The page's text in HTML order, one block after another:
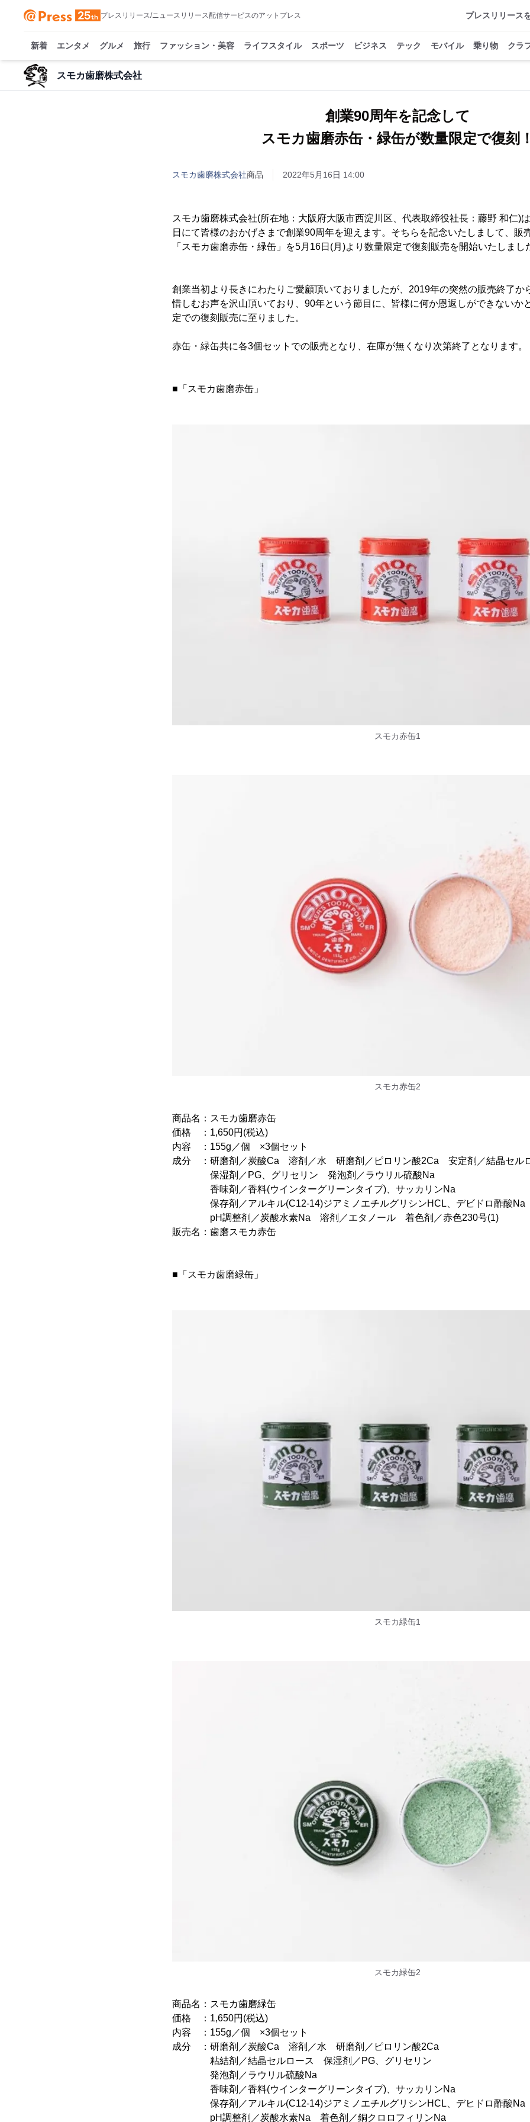
プレスリリース/ニュースリリース配信サービスのアットプレス プレスリリース
新着 エンタメ グルメ 旅行 ファッション・美容 ライフスタイル スポーツ ビジネス テック モバイル 乗り物 クラ
スモカ歯磨株式会社
創業90周年を記念して
スモカ歯磨赤缶・緑缶が数量限定で復刻
スモカ歯磨株式会社商品 2022年5月16日 14:00
スモカ歯磨株式会社(所在地：大阪府大阪市西淀川区、代表取締役社長：藤野 和仁)
日にて皆様のおかげさまで創業90周年を迎えます。そちらを記念いたしまして、販
「スモカ歯磨赤缶・緑缶」を5月16日(月)より数量限定で復刻販売を開始いたしまし
創業当初より長きにわたりご愛顧頂いておりましたが、2019年の突然の販売終了か
惜しむお声を沢山頂いており、90年という節目に、皆様に何か恩返しができないか
定での復刻販売に至りました。
赤缶・緑缶共に各3個セットでの販売となり、在庫が無くなり次第終了となります。
■「スモカ歯磨赤缶」
スモカ赤缶1
スモカ赤缶2
商品名：スモカ歯磨赤缶
価格 ：1,650円(税込)
内容 ：155g／個 ×3個セット
成分 ：研磨剤／炭酸Ca 溶剤／水 研磨剤／ピロリン酸2Ca 安定剤／結晶セル
保湿剤／PG、グリセリン 発泡剤／ラウリル硫酸Na
香味剤／香料(ウインターグリーンタイプ)、サッカリンNa
保存剤／アルキル(C12-14)ジアミノエチルグリシンHCL、デビドロ酢酸Na
pH調整剤／炭酸水素Na 溶剤／エタノール 着色剤／赤色230号(1)
販売名：歯磨スモカ赤缶
■「スモカ歯磨緑缶」
スモカ緑缶1
スモカ緑缶2
商品名：スモカ歯磨緑缶
価格 ：1,650円(税込)
内容 ：155g／個 ×3個セット
成分 ：研磨剤／炭酸Ca 溶剤／水 研磨剤／ピロリン酸2Ca
粘結剤／結晶セルロース 保湿剤／PG、グリセリン
発泡剤／ラウリル硫酸Na
香味剤／香料(ウインターグリーンタイプ)、サッカリンNa
保存剤／アルキル(C12-14)ジアミノエチルグリシンHCL、デヒドロ酢酸Na
pH調整剤／炭酸水素Na 着色剤／銅クロロフィリンNa